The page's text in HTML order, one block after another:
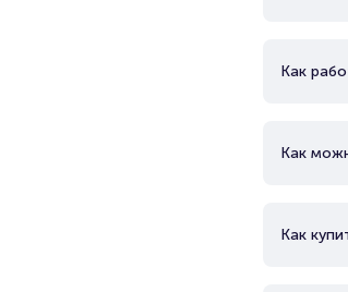
Как
Как
Как